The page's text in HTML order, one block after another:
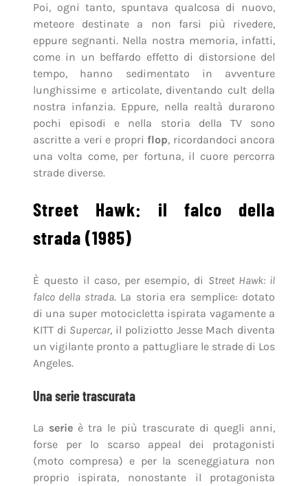
Poi, ogni tanto, spuntava qualcosa di nuovo,
meteore destinate a non farsi più rivedere,
eppure segnanti. Nella nostra memoria, infatti,
come in un beffardo effetto di distorsione del
tempo, hanno sedimentato in avventure
lunghissime e articolate, diventando cult della
nostra infanzia. Eppure, nella realtà durarono
pochi episodi e nella storia della TV sono
ascritte a veri e propri flop, ricordandoci ancora
una volta come, per fortuna, il cuore percorra
strade diverse.
Street Hawk: il falco della
strada (1985)
È questo il caso, per esempio, di Street Hawk: il
falco della strada. La storia era semplice: dotato
di una super motocicletta ispirata vagamente a
KITT di Supercar, il poliziotto Jesse Mach diventa
un vigilante pronto a pattugliare le strade di Los
Angeles.
Una serie trascurata
La serie è tra le più trascurate di quegli anni,
forse per lo scarso appeal dei protagonisti
(moto compresa) e per la sceneggiatura non
proprio ispirata, nonostante il protagonista